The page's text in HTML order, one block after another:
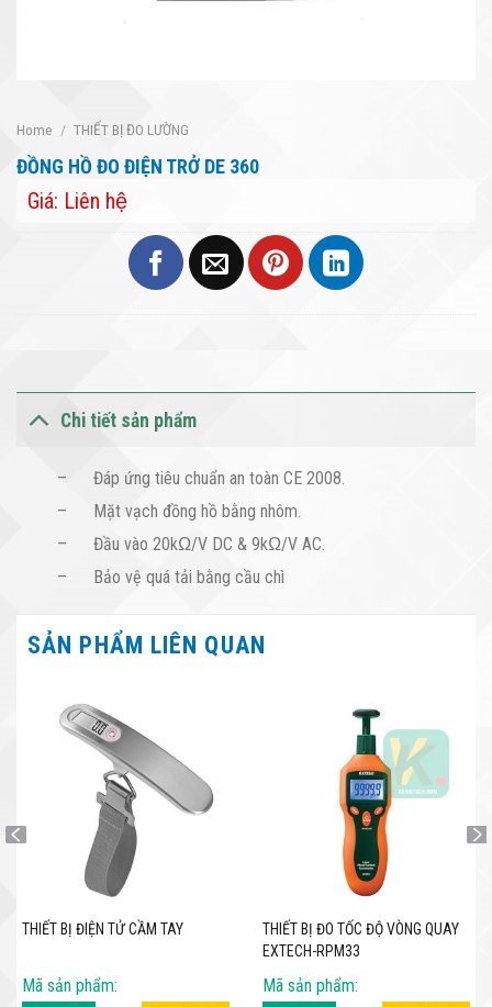
Home / THIẾT BỊ ĐO LƯỜNG
ĐỒNG HỒ ĐO ĐIỆN TRỞ DE 360
Giá: Liên hệ
Chi tiết sản phẩm
– Đáp ứng tiêu chuẩn an toàn CE 2008.
– Mặt vạch đồng hồ bằng nhôm.
– Đầu vào 20kΩ/V DC & 9kΩ/V AC.
– Bảo vệ quá tải bằng cầu chì
SẢN PHẨM LIÊN QUAN
THIẾT BỊ ĐIỆN TỬ CẦM TAY
Mã sản phẩm:
THIẾT BỊ ĐO TỐC ĐỘ VÒNG QUAY
EXTECH-RPM33
Mã sản phẩm: